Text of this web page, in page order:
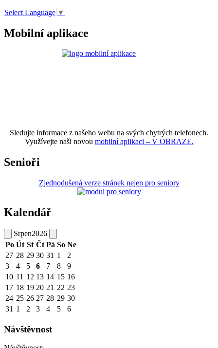
Select Language ▼
Mobilní aplikace
Sledujte informace z našeho webu na svých chytrých telefonech.
Využívejte naši novou mobilní aplikaci – V OBRAZE.
Senioři
Zjednodušená verze stránek nejen pro seniory
Kalendář
Srpen2026
Po Út St Čt Pá So Ne
27 28 29 30 31 1
2
3
4 5 6 7 8
9
10 11 12 13 14 15 16
17 18 19 20 21 22 23
24 25 26 27 28 29 30
31 1 2 3 4 5 6
Návštěvnost